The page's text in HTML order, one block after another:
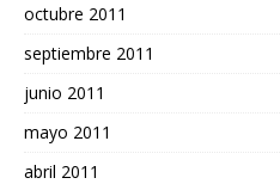
octubre 2011
septiembre 2011
junio 2011
mayo 2011
abril 2011